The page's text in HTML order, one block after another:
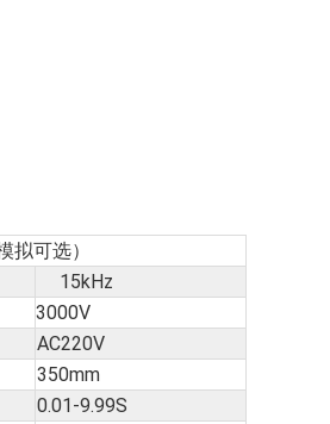
拟可选）
15kHz
3000V
AC220V
350mm
0.01-9.99S